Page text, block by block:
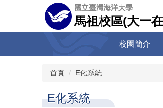
國立臺灣海洋大學
馬祖校區(大一
校園簡介
首頁 E化系統
E化系統